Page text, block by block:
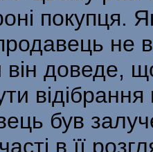
покупця.
не
доведе,
був
в її